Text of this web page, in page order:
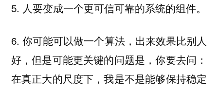
5. 人要变成一个更可信可靠的系统的组件。
6. 你可能可以做一个算法，出来效果比别人
好，但是可能更关键的问题是，你要去问：
在真正大的尺度下，我是不是能够保持稳定